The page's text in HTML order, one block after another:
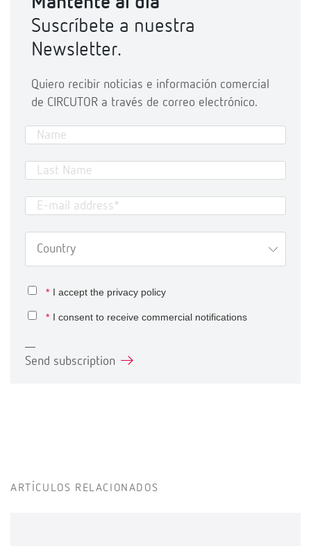
Suscríbete a nuestra
Newsletter.
Quiero recibir noticias e información comercial
de CIRCUTOR a través de correo electrónico.
* I accept the privacy policy
* I consent to receive commercial notifications
Send subscription
ARTÍCULOS RELACIONADOS